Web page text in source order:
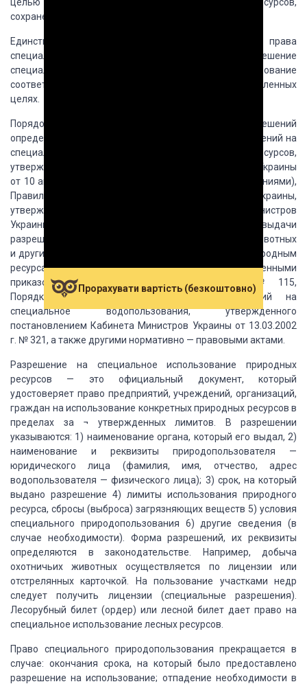
сохранения репродуктивных свойств природы.
Единственным
основанием возникновения права
специального природопользования является разрешение
специально уполномоченного органа на использование
соответствующего природного ресурса
в определенных
целях.
Порядок
предоставления указанных разрешений
определяется Положением о порядке выдачи разрешений на
специальное использование природных ресурсов,
утвержденное постановлением Кабинета
Министров Украины
от 10 августа 1992 г. № 459 (с последующими изменениями),
Правилами
отпуска древесины на корню в лесах Украины,
утвержденные постановлением Кабинета
Министров
Украины от 29 июля 1999 № 1378, Правилами выдачи
разрешений на специальное
использование диких животных
и других объектов животного мира, отнесенных к природным
ресурсам общегосударственного значения, утвержденными
приказом Минэкобезопасности
от 26.05.1999 г. № 115,
Порядком согласования и выдачи разрешений на
специальноеводопользования, утвержденного
постановлением Кабинета Министров Украины от 13.03.2002
г. № 321, а также другими нормативно — правовыми актами.
Разрешение на специальное использование природных
ресурсов — это официальный документ, который
удостоверяет право предприятий, учреждений, организаций,
граждан на использование конкретных природных ресурсов в
пределах за ¬ утвержденных лимитов. В разрешении
указываются: 1) наименование органа, который его выдал, 2)
наименование и реквизиты природопользователя —
юридического лица (фамилия, имя, отчество, адрес
водопользователя — физического лица); 3) срок, на который
выдано разрешение 4) лимиты использования природного
ресурса, сбросы (выброса) загрязняющих веществ 5) условия
специального природопользования 6) другие сведения (в
случае необходимости). Форма разрешений, их реквизиты
определяются в законодательстве. Например, добыча
охотничьих животных осуществляется по лицензии или
отстрелянных карточкой. На пользование участками недр
следует получить лицензии (специальные разрешения).
Лесорубный билет (ордер) или лесной билет дает право на
специальное использование лесных ресурсов.
Право специального природопользования прекращается в
случае: окончания срока, на который было предоставлено
разрешение на использование; отпадение необходимости в
Прорахувати вартість (безкоштовно)